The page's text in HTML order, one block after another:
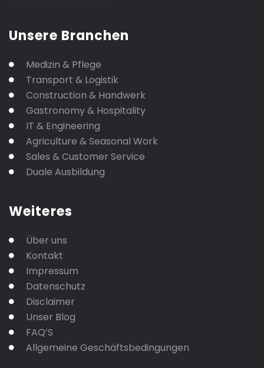
Unsere Branchen
Medizin & Pflege
Transport & Logistik
Construction & Handwerk
Gastronomy & Hospitality
IT & Engineering
Agriculture & Seasonal Work
Sales & Customer Service
Duale Ausbildung
Weiteres
Über uns
Kontakt
Impressum
Datenschutz
Disclaimer
Unser Blog
FAQ’S
Allgemeine Geschäftsbedingungen